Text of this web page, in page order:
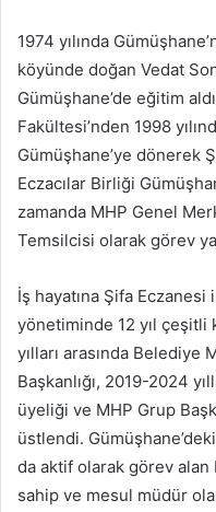
1974 yılında
köyünde doğan Vedat
Gümüşhane’de eğitim
Fakültesi’nden 1998
Gümüşhane’ye dönerek
Eczacılar Birliği
zamanda MHP Genel
Temsilcisi olarak görev
İş hayatına Şifa Eczanesi
yönetiminde 12 yıl
yılları arasında
Başkanlığı, 2019-2024
üyeliği ve MHP Grup
üstlendi.
da aktif olarak görev alan
sahip ve mesul müdür